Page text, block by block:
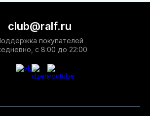
club@ralf.ru
покупателей
с 8:00 до 22:00